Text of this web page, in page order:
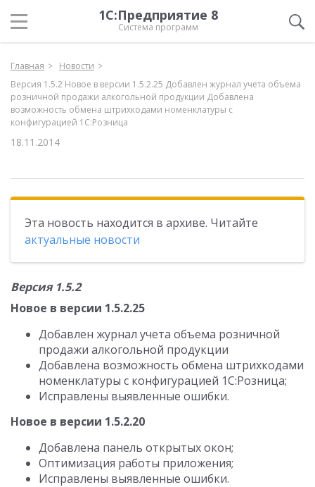
1С:Предприятие 8
Система программ
Главная
Новости
Версия 1.5.2 Новое в версии 1.5.2.25 Добавлен журнал учета объема
розничной продажи алкогольной продукции Добавлена
возможность обмена штрихкодами номенклатуры с
конфигурацией 1С:Розница
18.11.2014
Эта новость находится в архиве. Читайте
актуальные новости
Версия 1.5.2
Новое в версии 1.5.2.25
Добавлен журнал учета объема розничной
продажи алкогольной продукции
Добавлена возможность обмена штрихкодами
номенклатуры с конфигурацией 1С:Розница;
Исправлены выявленные ошибки.
Новое в версии 1.5.2.20
Добавлена панель открытых окон;
Оптимизация работы приложения;
Исправлены выявленные ошибки.